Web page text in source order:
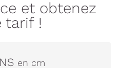
et obtenez
tarif !
en cm